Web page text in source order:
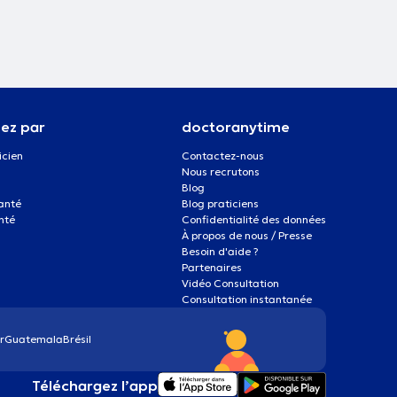
par doctoranytime
Contactez-nous
Nous recrutons
Blog
Blog praticiens
Confidentialité des données
À propos de nous / Presse
Besoin d'aide ?
Partenaires
Vidéo Consultation
Consultation instantanée
GuatemalaBrésil
Téléchargez l’app